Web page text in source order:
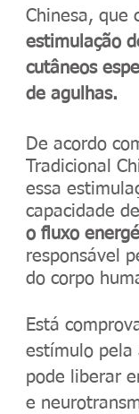
Chinesa, que
estimulação
cutâneos
de agulhas.
De acordo
Tradicional
essa
capacidade de
o fluxo
responsável
do corpo
Está
estímulo pela
pode liberar
e